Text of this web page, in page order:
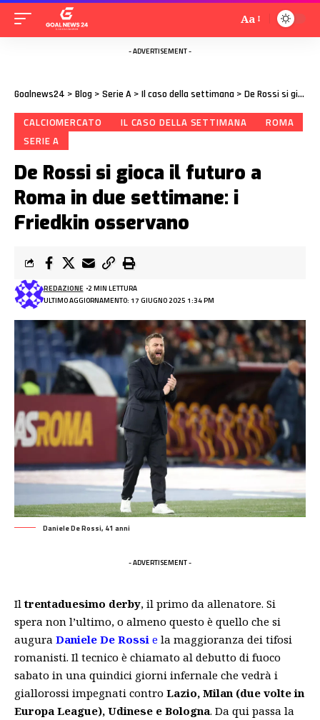
Aa
- ADVERTISEMENT -
Goalnews24 > Blog > Serie A > Il caso della settimana > De Rossi si gioca il futuro a Roma in due settimane: i Friedkin osservano
CALCIOMERCATO IL CASO DELLA SETTIMANA
ROMA
SERIE A
De Rossi si gioca il futuro a
Roma in due settimane: i
Friedkin osservano
ULTIMO AGGIORNAMENTO: 17 GIUGNO 2025 1:34 PM
REDAZIONE 2 MIN LETTURA
Daniele De Rossi, 41 anni
- ADVERTISEMENT -
Iltrentaduesimo derby, il primo da allenatore. Si
spera non l’ultimo, o almeno questo è quello che si
augura Daniele De Rossi e la maggioranza dei tifosi
romanisti. Il tecnico è chiamato al debutto di fuoco
sabato in una quindici giorni infernale che vedrà i
giallorossi impegnati contro Lazio, Milan (due volte in
Europa League), Udinese e Bologna. Da qui passa la